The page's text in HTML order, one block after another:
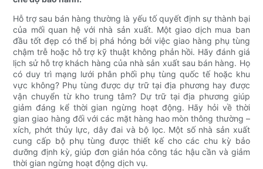
Hỗ trợ sau bán hàng thường là yếu tố quyết định sự thành bại
của mối quan hệ với nhà sản xuất. Một giao dịch mua ban
đầu tốt đẹp có thể bị phá hỏng bởi việc giao hàng phụ tùng
chậm trễ hoặc hỗ trợ kỹ thuật không phản hồi. Hãy đánh giá
lịch sử hỗ trợ khách hàng của nhà sản xuất sau bán hàng. Họ
có duy trì mạng lưới phân phối phụ tùng quốc tế hoặc khu
vực không? Phụ tùng được dự trữ tại địa phương hay được
vận chuyển từ kho trung tâm? Dự trữ tại địa phương giúp
giảm đáng kể thời gian ngừng hoạt động. Hãy hỏi về thời
gian giao hàng đối với các mặt hàng hao mòn thông thường –
xích, phớt thủy lực, dây đai và bộ lọc. Một số nhà sản xuất
cung cấp bộ phụ tùng được thiết kế cho các chu kỳ bảo
dưỡng định kỳ, giúp đơn giản hóa công tác hậu cần và giảm
thời gian ngừng hoạt động dịch vụ.